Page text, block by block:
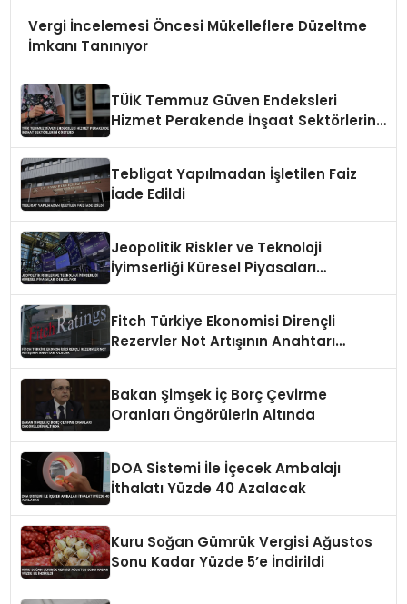
Vergi İncelemesi Öncesi Mükelleflere Düzeltme
İmkanı Tanınıyor
TÜİK Temmuz Güven Endeksleri
Hizmet Perakende İnşaat Sektörlerini
Tebligat Yapılmadan İşletilen Faiz
İade Edildi
Jeopolitik Riskler ve Teknoloji
İyimserliği Küresel Piyasaları
Fitch Türkiye Ekonomisi Dirençli
Rezervler Not Artışının Anahtarı
Bakan Şimşek İç Borç Çevirme
Oranları Öngörülerin Altında
DOA Sistemi İle İçecek Ambalajı
İthalatı Yüzde 40 Azalacak
Kuru Soğan Gümrük Vergisi Ağustos
Sonu Kadar Yüzde 5’e İndirildi